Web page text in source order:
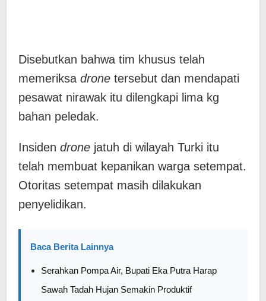
Disebutkan bahwa tim khusus telah
memeriksa drone tersebut dan mendapati
pesawat nirawak itu dilengkapi lima kg
bahan peledak.
Insiden drone jatuh di wilayah Turki itu
telah membuat kepanikan warga setempat.
Otoritas setempat masih dilakukan
penyelidikan.
Baca Berita Lainnya
Serahkan Pompa Air, Bupati Eka Putra Harap
Sawah Tadah Hujan Semakin Produktif